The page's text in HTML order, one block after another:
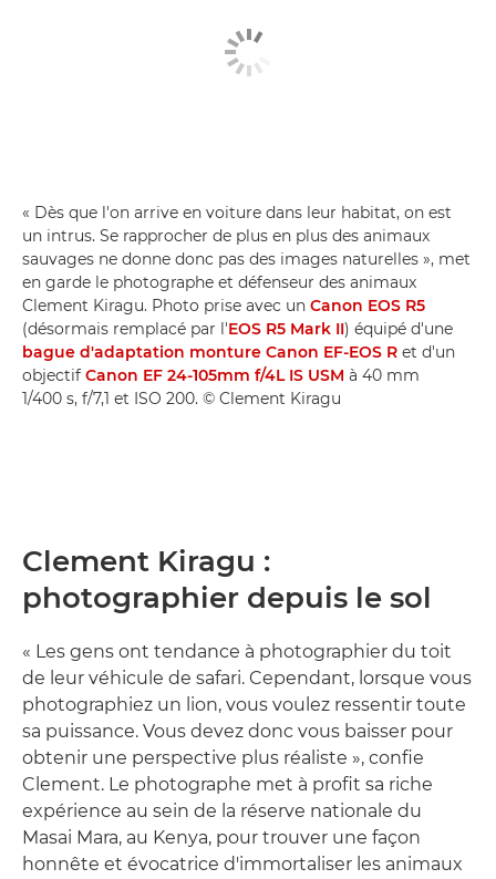
« Dès que l'on arrive en voiture dans leur habitat, on est
un intrus. Se rapprocher de plus en plus des animaux
sauvages ne donne donc pas des images naturelles », met
en garde le photographe et défenseur des animaux
Clement Kiragu. Photo prise avec un Canon EOS R5
(désormais remplacé par l'EOS R5 Mark II) équipé d'une
bague d'adaptation monture Canon EF-EOS R et d'un
objectif Canon EF 24-105mm f/4L IS USM à 40 mm
1/400 s, f/7,1 et ISO 200. © Clement Kiragu
Clement Kiragu :
photographier depuis le sol
« Les gens ont tendance à photographier du toit
de leur véhicule de safari. Cependant, lorsque vous
photographiez un lion, vous voulez ressentir toute
sa puissance. Vous devez donc vous baisser pour
obtenir une perspective plus réaliste », confie
Clement. Le photographe met à profit sa riche
expérience au sein de la réserve nationale du
Masai Mara, au Kenya, pour trouver une façon
honnête et évocatrice d'immortaliser les animaux